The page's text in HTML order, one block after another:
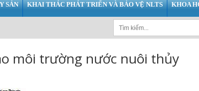
SẢN KHAI THÁC PHÁT TRIỂN VÀ BẢO VỆ NLTS KHOA
môi trường nước nuôi thủy